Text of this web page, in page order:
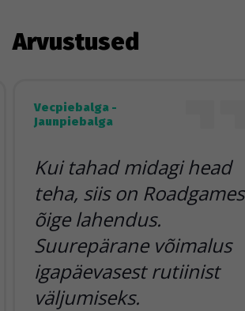
Arvustused
Vecpiebalga -
Jaunpiebalga
Kui tahad midagi head
teha, siis on Roadgames
õige lahendus.
Suurepärane võimalus
igapäevasest rutiinist
väljumiseks.